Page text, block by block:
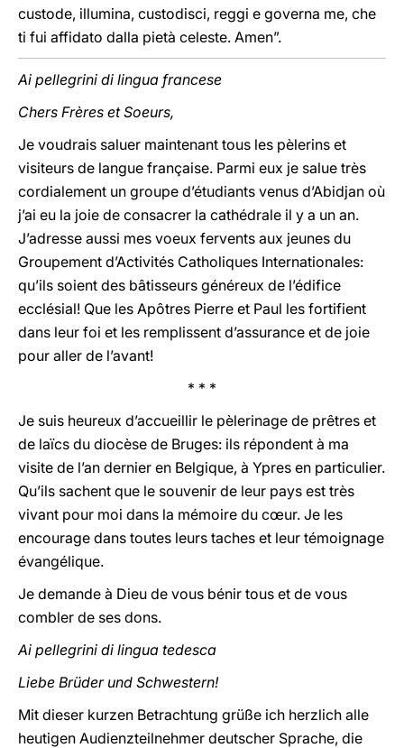
custode, illumina, custodisci, reggi e governa me, che
ti fui affidato dalla pietà celeste. Amen”.
Ai pellegrini di lingua francese
Chers Frères et Soeurs,
Je voudrais saluer maintenant tous les pèlerins et
visiteurs de langue française. Parmi eux je salue très
cordialement un groupe d’étudiants venus d’Abidjan où
j’ai eu la joie de consacrer la cathédrale il y a un an.
J’adresse aussi mes voeux fervents aux jeunes du
Groupement d’Activités Catholiques Internationales:
qu’ils soient des bâtisseurs généreux de l’édifice
ecclésial! Que les Apôtres Pierre et Paul les fortifient
dans leur foi et les remplissent d’assurance et de joie
pour aller de l’avant!
* * *
Je suis heureux d’accueillir le pèlerinage de prêtres et
de laïcs du diocèse de Bruges: ils répondent à ma
visite de l’an dernier en Belgique, à Ypres en particulier.
Qu’ils sachent que le souvenir de leur pays est très
vivant pour moi dans la mémoire du cœur. Je les
encourage dans toutes leurs taches et leur témoignage
évangélique.
Je demande à Dieu de vous bénir tous et de vous
combler de ses dons.
Ai pellegrini di lingua tedesca
Liebe Brüder und Schwestern!
Mit dieser kurzen Betrachtung grüße ich herzlich alle
heutigen Audienzteilnehmer deutscher Sprache, die